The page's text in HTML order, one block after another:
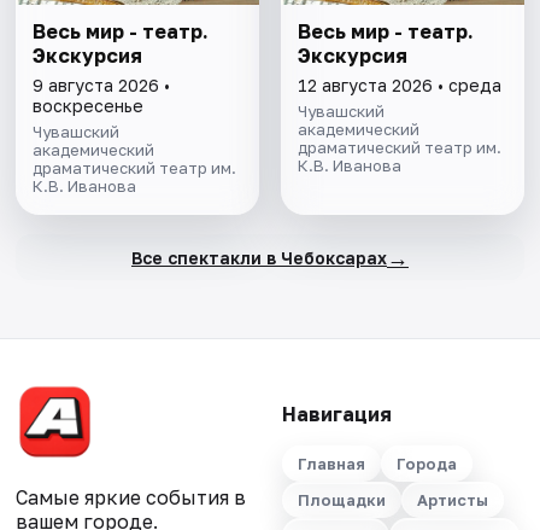
Весь мир - театр.
Экскурсия
9 августа 2026 •
воскресенье
Чувашский
академический
драматический театр им.
К.В. Иванова
Весь мир - театр.
Экскурсия
12 августа 2026 • среда
Чувашский
академический
драматический театр им.
К.В. Иванова
Все спектакли в Чебоксарах→
Самые яркие события в
вашем городе.
Навигация
Главная
Города
Площадки
Артисты